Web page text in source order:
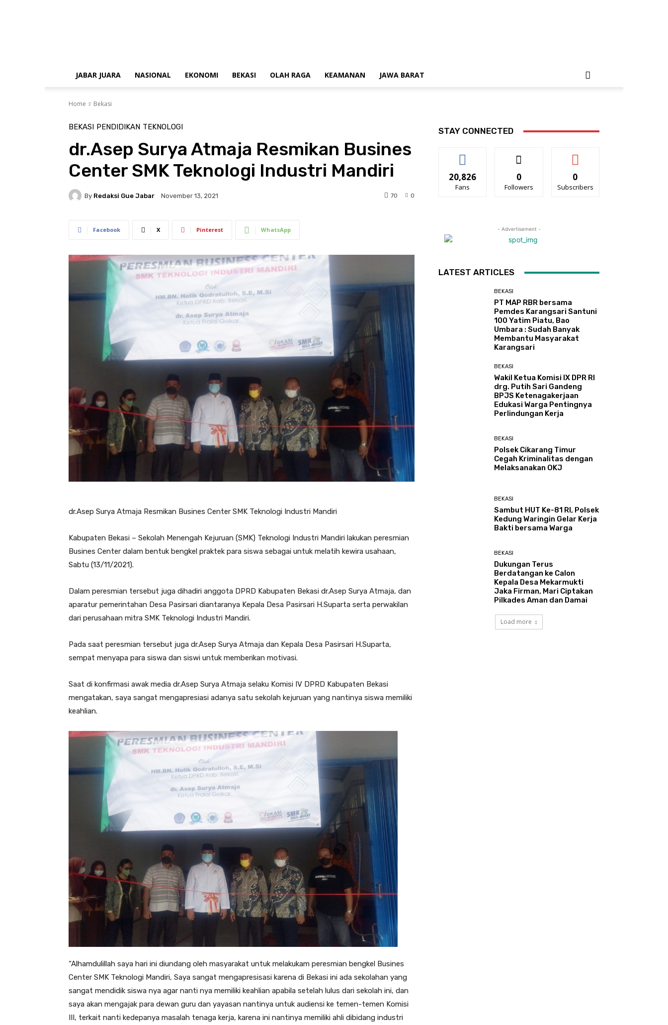
JABAR JUARA NASIONAL EKONOMI BEKASI OLAH RAGA KEAMANAN JAWA BARAT
Home Bekasi
BEKASI PENDIDIKAN TEKNOLOGI
dr.Asep Surya Atmaja Resmikan Busines
Center SMK Teknologi Industri Mandiri
By Redaksi Gue Jabar November 13, 2021 0
70
Facebook X Pinterest WhatsApp
dr.Asep Surya Atmaja Resmikan Busines Center SMK Teknologi Industri Mandiri
Kabupaten Bekasi – Sekolah Menengah Kejuruan (SMK) Teknologi Industri Mandiri lakukan peresmian
Busines Center dalam bentuk bengkel praktek para siswa sebagai untuk melatih kewira usahaan,
Sabtu (13/11/2021).
Dalam peresmian tersebut juga dihadiri anggota DPRD Kabupaten Bekasi dr.Asep Surya Atmaja, dan
aparatur pemerintahan Desa Pasirsari diantaranya Kepala Desa Pasirsari H.Suparta serta perwakilan
dari perusahaan mitra SMK Teknologi Industri Mandiri.
Pada saat peresmian tersebut juga dr.Asep Surya Atmaja dan Kepala Desa Pasirsari H.Suparta,
sempat menyapa para siswa dan siswi untuk memberikan motivasi.
Saat di konfirmasi awak media dr.Asep Surya Atmaja selaku Komisi IV DPRD Kabupaten Bekasi
mengatakan, saya sangat mengapresiasi adanya satu sekolah kejuruan yang nantinya siswa memiliki
keahlian.
“Alhamdulillah saya hari ini diundang oleh masyarakat untuk melakukam peresmian bengkel Busines
Center SMK Teknologi Mandiri, Saya sangat mengapresisasi karena di Bekasi ini ada sekolahan yang
sangat mendidik siswa nya agar nanti nya memiliki keahlian apabila setelah lulus dari sekolah ini, dan
saya akan mengajak para dewan guru dan yayasan nantinya untuk audiensi ke temen-temen Komisi
III, terkait nanti kedepanya masalah tenaga kerja, karena ini nantinya memiliki ahli dibidang industri
STAY CONNECTED
20,826
Fans
0
Followers
0
Subscribers
- Advertisement -
LATEST ARTICLES
BEKASI
PT MAP RBR bersama
Pemdes Karangsari Santuni
100 Yatim Piatu, Bao
Umbara : Sudah Banyak
Membantu Masyarakat
Karangsari
BEKASI
Wakil Ketua Komisi IX DPR RI
drg. Putih Sari Gandeng
BPJS Ketenagakerjaan
Edukasi Warga Pentingnya
Perlindungan Kerja
BEKASI
Polsek Cikarang Timur
Cegah Kriminalitas dengan
Melaksanakan OKJ
BEKASI
Sambut HUT Ke-81 RI, Polsek
Kedung Waringin Gelar Kerja
Bakti bersama Warga
BEKASI
Dukungan Terus
Berdatangan ke Calon
Kepala Desa Mekarmukti
Jaka Firman, Mari Ciptakan
Pilkades Aman dan Damai
Load more